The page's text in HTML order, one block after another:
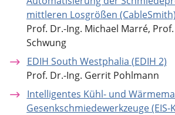
mittleren Losgrößen (CableSmith)
Prof. Dr.-Ing. Michael Marré,
Schwung
EDIH South Westphalia (EDIH 2)
Prof. Dr.-Ing. Gerrit Pohlmann
Intelligentes Kühl- und
Gesenkschmiedewerkzeuge (EIS-